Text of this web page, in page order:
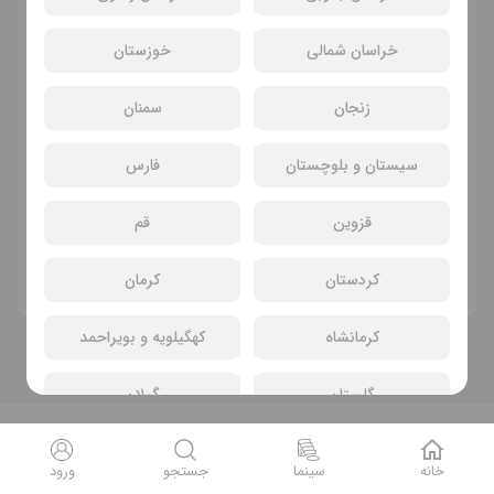
خراسان شمالی خوزستان
زنجان سمنان
سیستان و بلوچستان فارس
قزوین قم
کردستان کرمان
کرمانشاه کهگیلویه و بویراحمد
گلستان گیلان
خانه سینما جستجو ورود